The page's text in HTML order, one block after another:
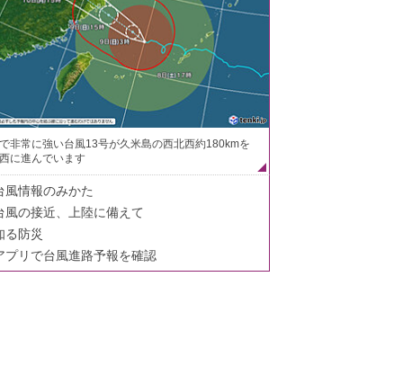
非常に強い台風13号が久米島の西北西約180kmを
に進んでいます
風情報のみかた
風の接近、上陸に備えて
る防災
プリで台風進路予報を確認